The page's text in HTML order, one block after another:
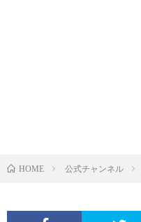
HOME 公式チャンネル